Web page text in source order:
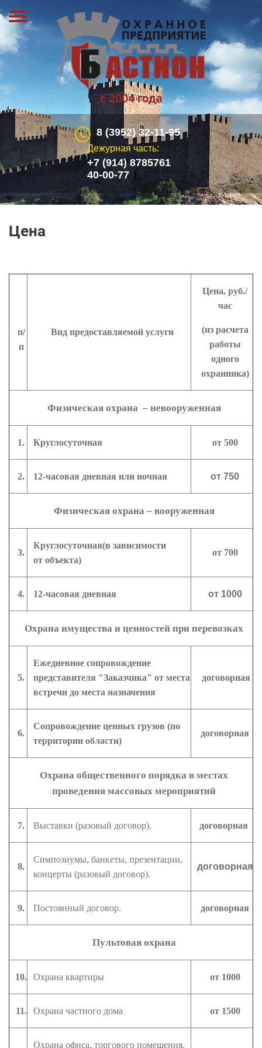
с 2004 года
8 (3952) 32-11-95
Дежурная часть:
+7 (914) 8785761
40-00-77
Цена
п/
п
Вид предоставляемой услуги
Цена, руб./
час
(из расчета
работы
одного
охранника)
Физическая охрана – невооруженная
1. Круглосуточная от 500
2. 12-часовая дневная или ночная от 750
Физическая охрана – вооруженная
3.
Круглосуточная(в зависимости
от объекта)
от 700
4. 12-часовая дневная от 1000
Охрана имущества и ценностей при перевозках
5.
Ежедневное сопровождение
представителя "Заказчика" от места
встречи до места назначения
договорная
6.
Сопровождение ценных грузов (по
территории области)
договорная
Охрана общественного порядка в местах
проведения массовых мероприятий
7. Выставки (разовый договор). договорная
8.
Симпозиумы, банкеты, презентации,
концерты (разовый договор).
договорная
9. Постоянный договор. договорная
Пультовая охрана
10. Охрана квартиры от 1000
11. Охрана частного дома от 1500
Охрана офиса, торгового помещения,